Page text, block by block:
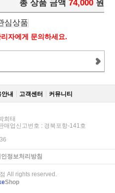
총 상품 금액 74,000 원
심상품
자에게 문의하세요.
안내 고객센터 커뮤니티
희태
매업신고번호 : 경북포항-141호
인정보처리방침
All rights reserved.
Shop